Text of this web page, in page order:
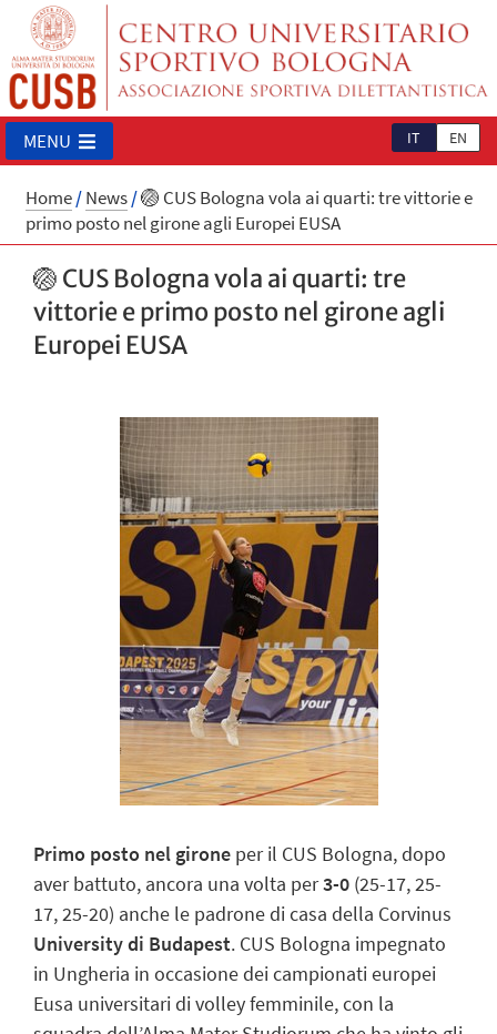
IT EN
MENU
Home/News/🏐 CUS Bologna vola ai quarti: tre vittorie e
primo posto nel girone agli Europei EUSA
🏐 CUS Bologna vola ai quarti: tre
vittorie e primo posto nel girone agli
Europei EUSA
Primo posto nel girone per il CUS Bologna, dopo
aver battuto, ancora una volta per3-0 (25-17, 25-
17, 25-20) anche le padrone di casa della Corvinus
University di Budapest. CUS Bologna impegnato
in Ungheria in occasione dei campionati europei
Eusa universitari di volley femminile, con la